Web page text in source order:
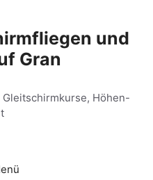
und
Gran
Gleitschirmkurse, Höhen-